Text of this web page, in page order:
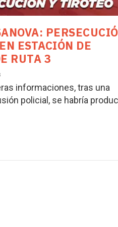
ESTACIÓN DE
RUTA 3
informaciones, tras una
policial, se habría